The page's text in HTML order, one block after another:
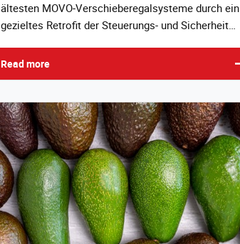
ältesten MOVO‑Verschieberegalsysteme durch ein
gezieltes Retrofit der Steuerungs‑ und Sicherheit…
Read more